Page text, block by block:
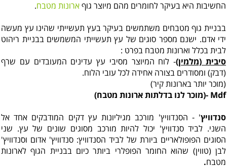
החשיבות היא בעיקר לחומרים מהם מיוצר גוףארונות מטבח.
בבניית גוף מטבחים משתמשים בעיקר בעץ תעשייתי שהינו עץ מעשה
ידי אדם. ישנם מספר סוגים של עץ תעשייתי המשמשים בבניית ריהוט
לבית בכלל וארונות מטבח בפרט :
סיבית (מלמין)- לוח המיוצר מסיבי עץ עדינים המעובדים עם שרף
(דבק) ומסודרים בצורה אחידה לכל עובי הלוח.
(מוכר יותר בארונות קיר)
Mdf -(
מוכר לנו בדלתות ארונות מטבח)
סנדוויץ' - הסנדוויץ' מורכב מגיליונות עץ דקים המודבקים אחד אל
השני. לביד סנדוויץ' יכול להיות מורכב מסוגים שונים של עץ. שני
הסוגים הפופולאריים ביורת של לביד הסנדוויץ: סנדוויץ' אדום וסנדוויץ'
לבן (טווין) שהוא החומר הפופלרי ביותר כיום בבניית הגוף לארונות
מטבח.